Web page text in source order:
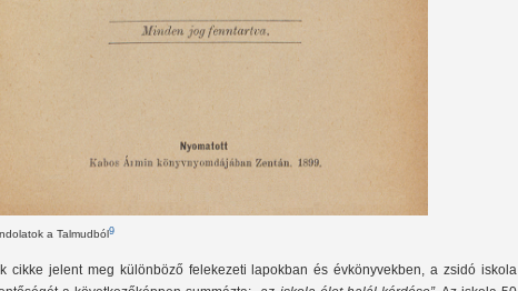
a Talmudból 9
cikke jelent meg különböző felekezeti lapokban és évkönyvekben, a zsidó iskola